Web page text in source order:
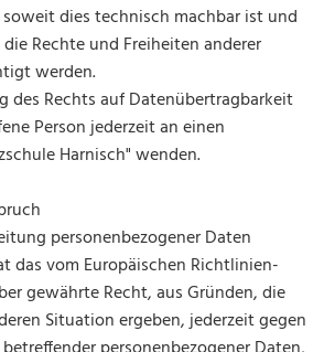
dies technisch machbar ist und
Rechte und Freiheiten anderer
werden.
des Rechts auf Datenübertragbarkeit
Person jederzeit an einen
Harnisch" wenden.
personenbezogener Daten
das vom Europäischen Richtlinien-
gewährte Recht, aus Gründen, die
Situation ergeben, jederzeit gegen